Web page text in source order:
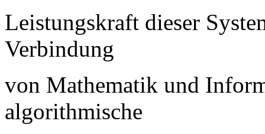
Leistungskraft dieser
Verbindung
von Mathematik und
algorithmische